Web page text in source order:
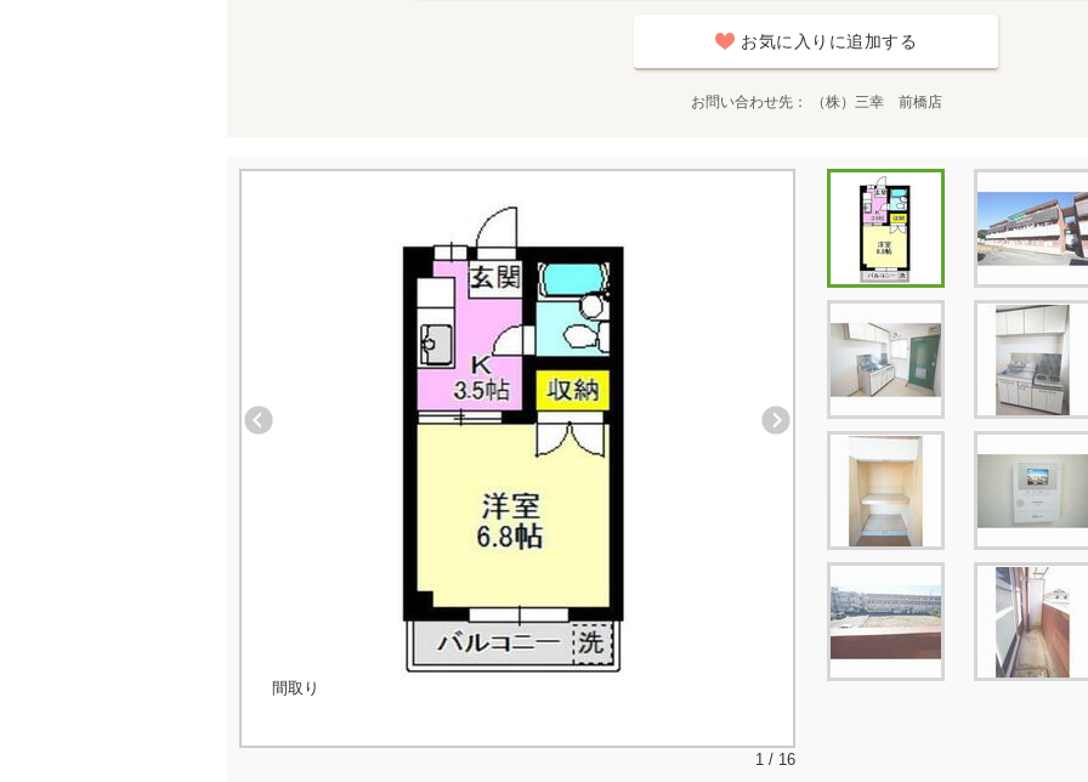
お気に入りに追加する
お問い合わせ先 （株）三幸 前橋店
間取り
1 / 16